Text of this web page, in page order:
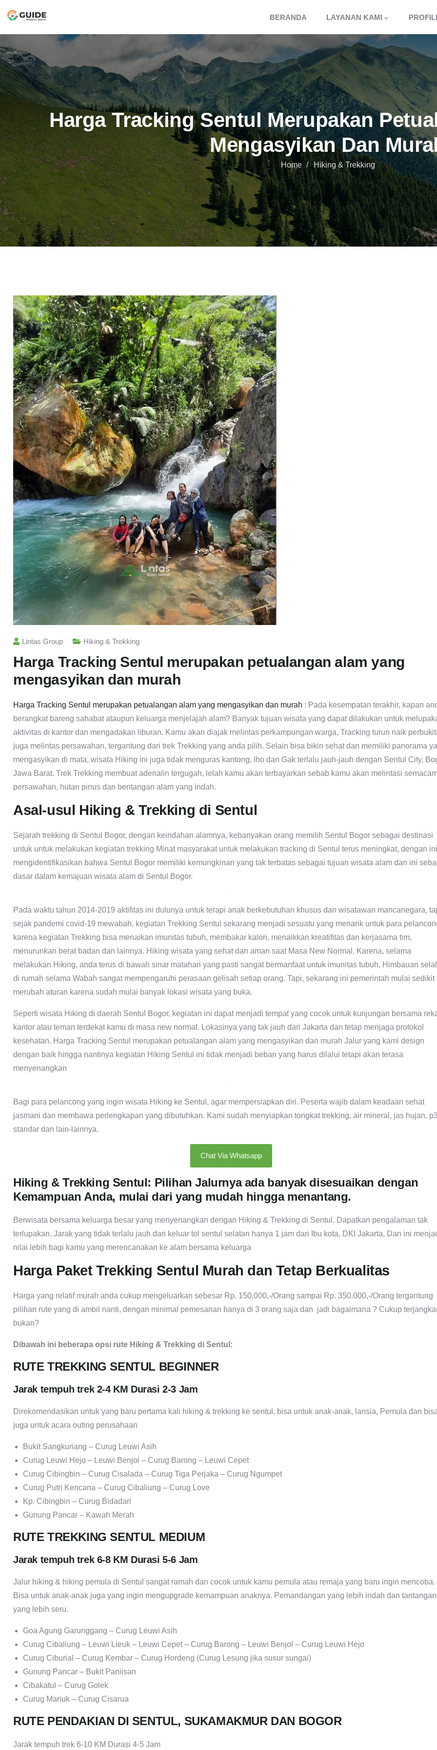
BERANDA LAYANAN KAMI
Harga Tracking Sentul Merupakan
Mengasyikan Dan
Home Hiking & Trekking
Lintas Group Hiking & Trekking
Harga Tracking Sentul merupakan petualangan alam yang
mengasyikan dan murah
Harga Tracking Sentul merupakan petualangan alam yang mengasyikan dan murah : Pada kesempatan terakhir, kapan
berangkat bareng sahabat ataupun keluarga menjelajah alam? Banyak tujuan wisata yang dapat dilakukan untuk
aktivitas di kantor dan mengadakan liburan. Kamu akan diajak melintas perkampungan warga, Tracking turun naik
juga melintas persawahan, tergantung dari trek Trekking yang anda pilih. Selain bisa bikin sehat dan memiliki panorama
mengasyikan di mata, wisata Hiking ini juga tidak menguras kantong, lho dan Gak terlalu jauh-jauh dengan Sentul City,
Jawa Barat. Trek Trekking membuat adenalin tergugah, lelah kamu akan terbayarkan sebab kamu akan melintasi
persawahan, hutan pinus dan bentangan alam yang indah.
Asal-usul Hiking & Trekking di Sentul
Sejarah trekking di Sentul Bogor, dengan keindahan alamnya, kebanyakan orang memilih Sentul Bogor sebagai destinasi
untuk untuk melakukan kegiatan trekking Minat masyarakat untuk melakukan tracking di Sentul terus meningkat, dengan ini
mengidentifikasikan bahwa Sentul Bogor memiliki kemungkinan yang tak terbatas sebagai tujuan wisata alam dan ini
dasar dalam kemajuan wisata alam di Sentul Bogor.
Pada waktu tahun 2014-2019 aktifitas ini dulunya untuk terapi anak berkebutuhan khusus dan wisatawan mancanegara,
sejak pandemi covid-19 mewabah, kegiatan Trekking Sentul sekarang menjadi sesuatu yang menarik untuk para
karena kegiatan Trekking bisa menaikan imunitas tubuh, membakar kalori, menaikkan kreatifitas dan kerjasama tim,
menurunkan berat badan dan lainnya. Hiking wisata yang sehat dan aman saat Masa New Normal. Karena, selama
melakukan Hiking, anda terus di bawah sinar matahari yang pasti sangat bermanfaat untuk imunitas tubuh. Himbauan
di rumah selama Wabah sangat mempengaruhi perasaan gelisah setiap orang. Tapi, sekarang ini pemerintah mulai sedikit
merubah aturan karena sudah mulai banyak lokasi wisata yang buka.
Seperti wisata Hiking di daerah Sentul Bogor, kegiatan ini dapat menjadi tempat yang cocok untuk kunjungan bersama
kantor atau teman terdekat kamu di masa new normal. Lokasinya yang tak jauh dari Jakarta dan tetap menjaga protokol
kesehatan. Harga Tracking Sentul merupakan petualangan alam yang mengasyikan dan murah Jalur yang kami design
dengan baik hingga nantinya kegiatan Hiking Sentul ini tidak menjadi beban yang harus dilalui tetapi akan terasa
menyenangkan
Bagi para pelancong yang ingin wisata Hiking ke Sentul, agar mempersiapkan diri. Peserta wajib dalam keadaan sehat
jasmani dan membawa perlengkapan yang dibutuhkan. Kami sudah menyiapkan tongkat trekking, air mineral, jas hujan,
standar dan lain-lainnya.
Chat Via Whatsapp
Hiking & Trekking Sentul: Pilihan Jalurnya ada banyak disesuaikan dengan
Kemampuan Anda, mulai dari yang mudah hingga menantang.
Berwisata bersama keluarga besar yang menyenangkan dengan Hiking & Trekking di Sentul. Dapatkan pengalaman tak
terlupakan. Jarak yang tidak terlalu jauh dari keluar tol sentul selatan hanya 1 jam dari Ibu kota, DKI Jakarta, Dan ini
nilai lebih bagi kamu yang merencanakan ke alam bersama keluarga
Harga Paket Trekking Sentul Murah dan Tetap Berkualitas
Harga yang relatif murah anda cukup mengeluarkan sebesar Rp. 150.000,-/Orang sampai Rp. 350.000,-/Orang tergantung
pilihan rute yang di ambil nanti, dengan minimal pemesanan hanya di 3 orang saja dan jadi bagaimana ? Cukup
bukan?
Dibawah ini beberapa opsi rute Hiking & Trekking di Sentul:
RUTE TREKKING SENTUL BEGINNER
Jarak tempuh trek 2-4 KM Durasi 2-3 Jam
Direkomendasikan untuk yang baru pertama kali hiking & trekking ke sentul, bisa untuk anak-anak, lansia, Pemula dan
juga untuk acara outing perusahaan
Bukit Sangkuriang – Curug Leuwi Asih
Curug Leuwi Hejo – Leuwi Benjol – Curug Barong – Leuwi Cepet
Curug Cibingbin – Curug Cisalada – Curug Tiga Perjaka – Curug Ngumpet
Curug Putri Kencana – Curug Cibaliung – Curug Love
Kp. Cibingbin – Curug Bidadari
Gunung Pancar – Kawah Merah
RUTE TREKKING SENTUL MEDIUM
Jarak tempuh trek 6-8 KM Durasi 5-6 Jam
Jalur hiking & hiking pemula di Sentul sangat ramah dan cocok untuk kamu pemula atau remaja yang baru ingin mencoba.
Bisa untuk anak-anak juga yang ingin mengupgrade kemampuan anaknya. Pemandangan yang lebih indah dan tantangan
yang lebih seru.
Goa Agung Garunggang – Curug Leuwi Asih
Curug Cibaliung – Leuwi Lieuk – Leuwi Cepet – Curug Barong – Leuwi Benjol – Curug Leuwi Hejo
Curug Ciburial – Curug Kembar – Curug Hordeng (Curug Lesung jika susur sungai)
Gunung Pancar – Bukit Paniisan
Cibakatul – Curug Golek
Curug Mariuk – Curug Cisarua
RUTE PENDAKIAN DI SENTUL, SUKAMAKMUR DAN BOGOR
Jarak tempuh trek 6-10 KM Durasi 4-5 Jam